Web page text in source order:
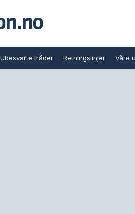
Ubesvarte tråder Retningslinjer Våre